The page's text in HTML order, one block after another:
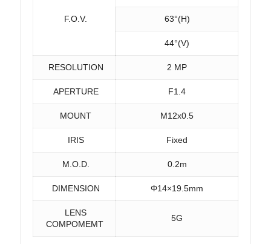
F.O.V. 63°(H)
44°(V)
RESOLUTION 2 MP
APERTURE F1.4
MOUNT M12x0.5
IRIS Fixed
M.O.D. 0.2m
DIMENSION Φ14×19.5mm
LENS
COMPOMEMT
5G